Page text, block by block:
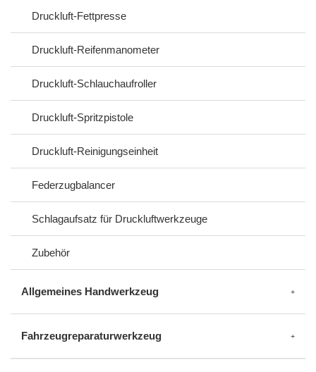
Druckluft-Fettpresse
Druckluft-Reifenmanometer
Druckluft-Schlauchaufroller
Druckluft-Spritzpistole
Druckluft-Reinigungseinheit
Federzugbalancer
Schlagaufsatz für Druckluftwerkzeuge
Zubehör
Allgemeines Handwerkzeug
Fahrzeugreparaturwerkzeug